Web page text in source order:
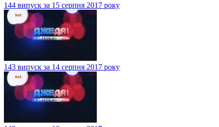
144 випуск за 15 серпня 2017 року
143 випуск за 14 серпня 2017 року